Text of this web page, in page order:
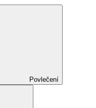
Povlečení